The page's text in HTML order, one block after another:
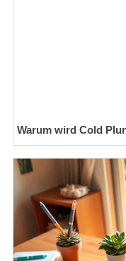
Warum wird Cold